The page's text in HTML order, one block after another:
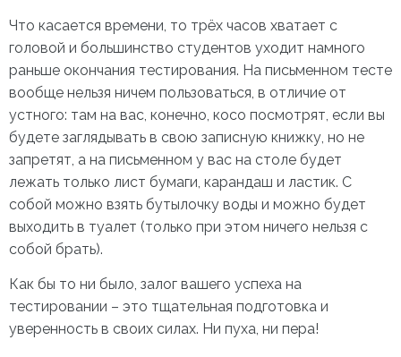
Что касается времени, то трёх часов хватает с
головой и большинство студентов уходит намного
раньше окончания тестирования. На письменном тесте
вообще нельзя ничем пользоваться, в отличие от
устного: там на вас, конечно, косо посмотрят, если вы
будете заглядывать в свою записную книжку, но не
запретят, а на письменном у вас на столе будет
лежать только лист бумаги, карандаш и ластик. С
собой можно взять бутылочку воды и можно будет
выходить в туалет (только при этом ничего нельзя с
собой брать).
Как бы то ни было, залог вашего успеха на
тестировании – это тщательная подготовка и
уверенность в своих силах. Ни пуха, ни пера!